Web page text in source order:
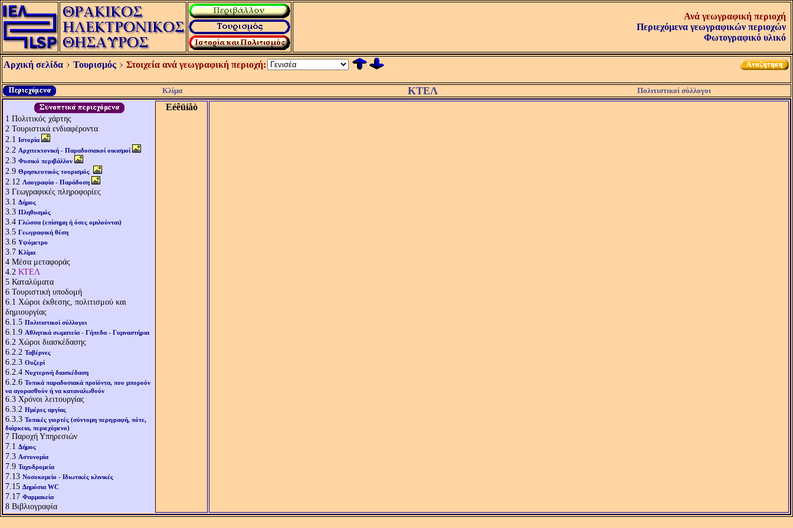
Ανά γεωγραφική περιοχή
Περιεχόμενα γεωγραφικών περιοχών
Φωτογραφικό υλικό
Αρχική σελίδα Τουρισμός Στοιχεία ανά γεωγραφική περιοχή:
Κλίμα ΚΤΕΛ Πολιτιστικοί σύλλογοι
1 Πολιτικός χάρτης
2 Τουριστικά ενδιαφέροντα
2.1 Ιστορία
2.2 Αρχιτεκτονική - Παραδοσιακοί οικισμοί
2.3 Φυσικό περιβάλλον
2.9 Θρησκευτικός τουρισμός
2.12 Λαογραφία - Παράδοση
3 Γεωγραφικές πληροφορίες
3.1 Δήμος
3.3 Πληθυσμός
3.4 Γλώσσα (επίσημη ή όσες ομιλούνται)
3.5 Γεωγραφική θέση
3.6 Υψόμετρο
3.7 Κλίμα
4 Μέσα μεταφοράς
4.2 ΚΤΕΛ
5 Καταλύματα
6 Τουριστική υποδομή
6.1 Χώροι έκθεσης, πολιτισμού και
δημιουργίας
6.1.5 Πολιτιστικοί σύλλογοι
6.1.9 Αθλητικά σωματεία - Γήπεδα - Γυμναστήρια
6.2 Χώροι διασκέδασης
6.2.2 Ταβέρνες
6.2.3 Ουζερί
6.2.4 Νυχτερινή διασκέδαση
6.2.6 Τοπικά παραδοσιακά προϊόντα, που μπορούν
να αγορασθούν ή να καταναλωθούν
6.3 Χρόνοι λειτουργίας
6.3.2 Ημέρες αργίας
6.3.3 Τοπικές γιορτές (σύντομη περιγραφή, πότε,
διάρκεια, περιεχόμενο)
7 Παροχή Υπηρεσιών
7.1 Δήμος
7.3 Αστυνομία
7.9 Ταχυδρομεία
7.13 Νοσοκομείο - Ιδιωτικές κλινικές
7.15 Δημόσια WC
7.17 Φαρμακεία
8 Βιβλιογραφία
Eéêüíåò